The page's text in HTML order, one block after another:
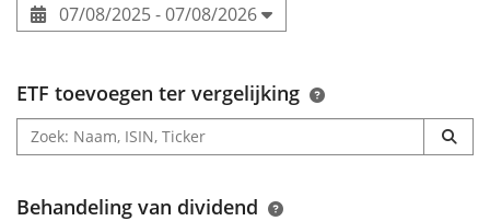
07/08/2025 - 07/08/2026
ETF toevoegen ter vergelijking
Behandeling van dividend